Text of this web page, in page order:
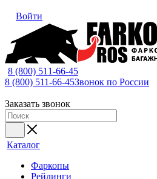
Войти
8 (800) 511-66-45
8 (800) 511-66-45Звонок по России
Заказать звонок
Каталог
Фаркопы
Рейлинги